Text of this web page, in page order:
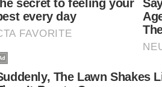
Berita
E-Mel